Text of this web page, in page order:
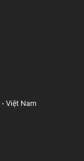
Việt Nam